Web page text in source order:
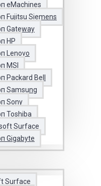
eMachines
Fujitsu Siemens
Gateway
HP
Lenovo
MSI
Packard Bell
Samsung
Sony
Toshiba
Surface
Gigabyte
Surface